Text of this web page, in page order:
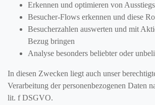
Erkennen und optimieren von
Besucher-Flows erkennen und diese
Besucherzahlen auswerten und mit
Bezug bringen
Analyse besonders beliebter oder
In diesen Zwecken liegt auch unser
Verarbeitung der personenbezogenen Daten
lit. f DSGVO.